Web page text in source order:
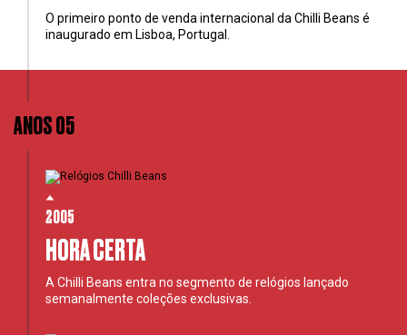
O primeiro ponto de venda internacional da Chilli Beans é
inaugurado em Lisboa, Portugal.
ANOS 05
2005
HORA CERTA
A Chilli Beans entra no segmento de relógios lançado
semanalmente coleções exclusivas.